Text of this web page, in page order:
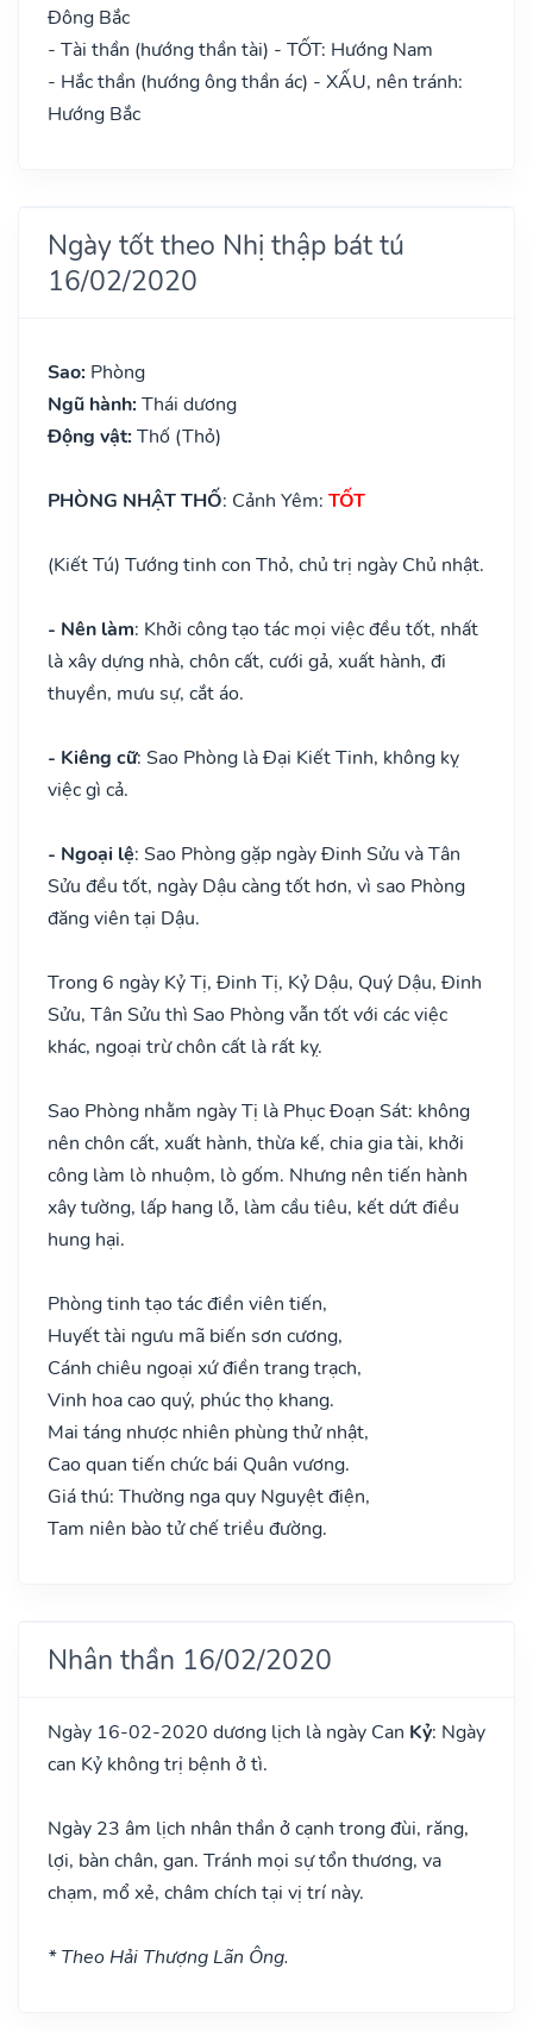
Đông Bắc
- Tài thần (hướng thần tài) - TỐT: Hướng Nam
- Hắc thần (hướng ông thần ác) - XẤU, nên tránh:
Hướng Bắc
Ngày tốt theo Nhị thập bát tú
16/02/2020
Sao: Phòng
Ngũ hành: Thái dương
Động vật: Thố (Thỏ)
PHÒNG NHẬT THỐ: Cảnh Yêm: TỐT
(Kiết Tú) Tướng tinh con Thỏ, chủ trị ngày Chủ nhật.
- Nên làm: Khởi công tạo tác mọi việc đều tốt, nhất
là xây dựng nhà, chôn cất, cưới gả, xuất hành, đi
thuyền, mưu sự, cắt áo.
- Kiêng cữ: Sao Phòng là Đại Kiết Tinh, không kỵ
việc gì cả.
- Ngoại lệ: Sao Phòng gặp ngày Đinh Sửu và Tân
Sửu đều tốt, ngày Dậu càng tốt hơn, vì sao Phòng
đăng viên tại Dậu.
Trong 6 ngày Kỷ Tị, Đinh Tị, Kỷ Dậu, Quý Dậu, Đinh
Sửu, Tân Sửu thì Sao Phòng vẫn tốt với các việc
khác, ngoại trừ chôn cất là rất kỵ.
Sao Phòng nhằm ngày Tị là Phục Đoạn Sát: không
nên chôn cất, xuất hành, thừa kế, chia gia tài, khởi
công làm lò nhuộm, lò gốm. Nhưng nên tiến hành
xây tường, lấp hang lỗ, làm cầu tiêu, kết dứt điều
hung hại.
Phòng tinh tạo tác điền viên tiến,
Huyết tài ngưu mã biến sơn cương,
Cánh chiêu ngoại xứ điền trang trạch,
Vinh hoa cao quý, phúc thọ khang.
Mai táng nhược nhiên phùng thử nhật,
Cao quan tiến chức bái Quân vương.
Giá thú: Thường nga quy Nguyệt điện,
Tam niên bào tử chế triều đường.
Nhân thần 16/02/2020
Ngày 16-02-2020 dương lịch là ngày Can Kỷ: Ngày
can Kỷ không trị bệnh ở tì.
Ngày 23 âm lịch nhân thần ở cạnh trong đùi, răng,
lợi, bàn chân, gan. Tránh mọi sự tổn thương, va
chạm, mổ xẻ, châm chích tại vị trí này.
* Theo Hải Thượng Lãn Ông.